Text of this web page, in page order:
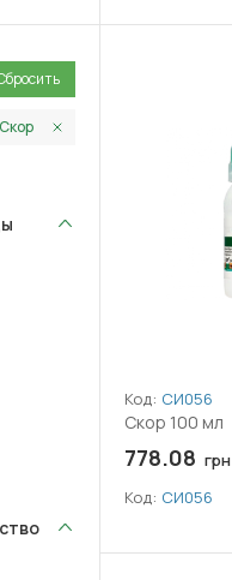
Код: СИ056
Скор 100 мл
778.08 грн
Код: СИ056